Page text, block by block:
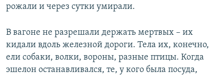
рожали и через сутки умирали.
В вагоне не разрешали держать мертвых – их
кидали вдоль железной дороги. Тела их, конечно,
ели собаки, волки, вороны, разные птицы. Когда
эшелон останавливался, те, у кого была посуда,